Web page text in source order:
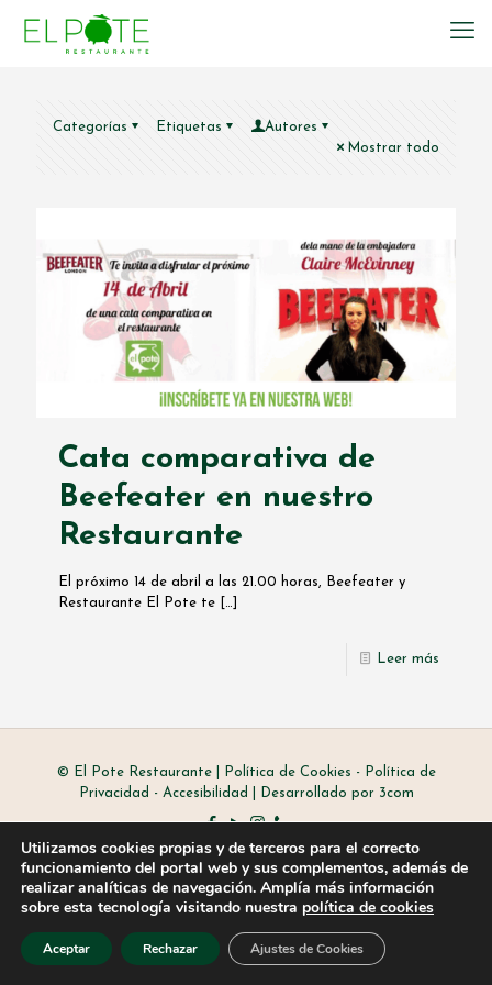
Categorías Etiquetas
Autores
Mostrar todo
Cata comparativa de
Beefeater en nuestro
Restaurante
El próximo 14 de abril a las 21.00 horas, Beefeater y
Restaurante El Pote te […]
Leer más
© El Pote Restaurante | Política de Cookies - Política de
Privacidad - Accesibilidad Desarrollado por 3com
Utilizamos cookies propias y de terceros para el correcto
funcionamiento del portal web y sus complementos, además de
realizar analíticas de navegación. Amplía más información
sobre esta tecnología visitando nuestra política de cookies
Aceptar Rechazar Ajustes de Cookies